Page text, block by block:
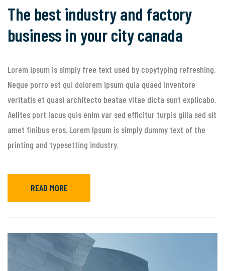
The best industry and factory
business in your city canada
Lorem ipsum is simply free text used by copytyping refreshing.
Neque porro est qui dolorem ipsum quia quaed inventore
veritatis et quasi architecto beatae vitae dicta sunt explicabo.
Aelltes port lacus quis enim var sed efficitur turpis gilla sed sit
amet finibus eros. Lorem Ipsum is simply dummy text of the
printing and typesetting industry.
READ MORE